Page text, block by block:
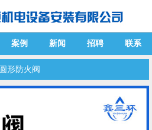
案例 新闻 招聘 联系
圆形防火阀